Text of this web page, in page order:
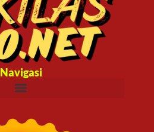
Navigasi